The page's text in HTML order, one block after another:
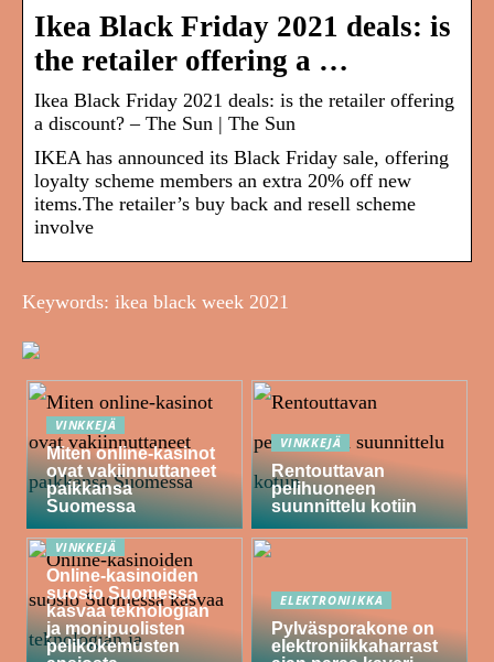
Ikea Black Friday 2021 deals: is
the retailer offering a …
Ikea Black Friday 2021 deals: is the retailer offering
a discount? – The Sun | The Sun
IKEA has announced its Black Friday sale, offering
loyalty scheme members an extra 20% off new
items.The retailer’s buy back and resell scheme
involve
Keywords: ikea black week 2021
VINKKEJÄ
Miten online-kasinot
ovat vakiinnuttaneet
paikkansa
Suomessa
VINKKEJÄ
Rentouttavan
pelihuoneen
suunnittelu kotiin
VINKKEJÄ
Online-kasinoiden
suosio Suomessa
kasvaa teknologian
ja monipuolisten
pelikokemusten
ELEKTRONIIKKA
Pylväsporakone on
elektroniikkaharrast